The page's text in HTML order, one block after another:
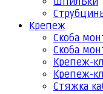
Крепеж
Скоба
Скоба
Крепеж-
Крепеж-
Стяжка